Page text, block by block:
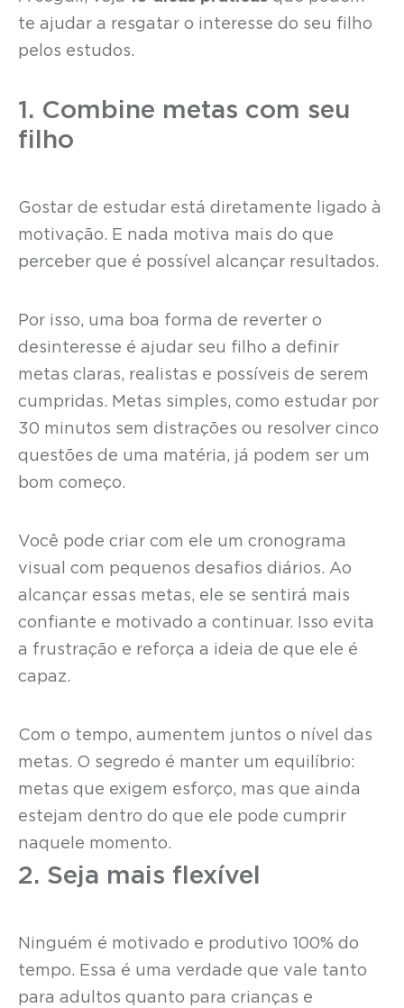
te ajudar a resgatar o interesse do seu filho
pelos estudos.
1. Combine metas com seu
filho
Gostar de estudar está diretamente ligado à
motivação. E nada motiva mais do que
perceber que é possível alcançar resultados.
Por isso, uma boa forma de reverter o
desinteresse é ajudar seu filho a definir
metas claras, realistas e possíveis de serem
cumpridas. Metas simples, como estudar por
30 minutos sem distrações ou resolver cinco
questões de uma matéria, já podem ser um
bom começo.
Você pode criar com ele um cronograma
visual com pequenos desafios diários. Ao
alcançar essas metas, ele se sentirá mais
confiante e motivado a continuar. Isso evita
a frustração e reforça a ideia de que ele é
capaz.
Com o tempo, aumentem juntos o nível das
metas. O segredo é manter um equilíbrio:
metas que exigem esforço, mas que ainda
estejam dentro do que ele pode cumprir
naquele momento.
2. Seja mais flexível
Ninguém é motivado e produtivo 100% do
tempo. Essa é uma verdade que vale tanto
para adultos quanto para crianças e